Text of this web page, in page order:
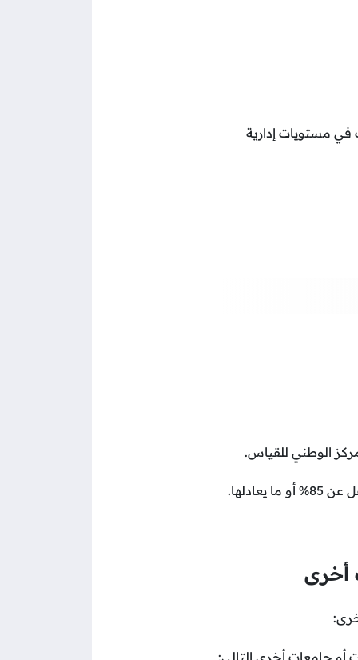
تقل عن 6 سنوات في مستويات إدارة متوسطة أو 3 سنوات في مستويات إدارية
الوطني للقياس.
أخرى
أو جامعات أخرى التالي: